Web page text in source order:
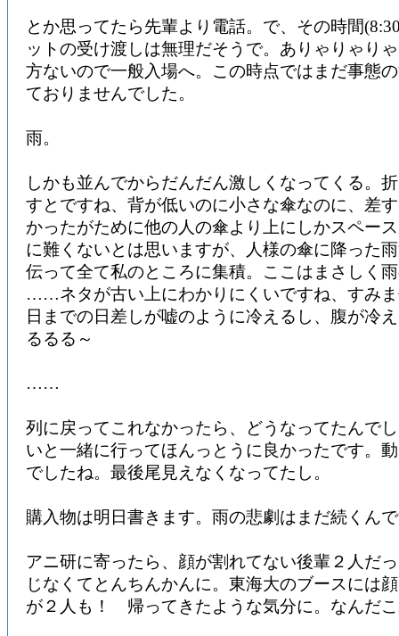
とか思ってたら先輩より電話。で、その時間
ットの受け渡しは無理だそうで。ありゃりゃり
方ないので一般入場へ。この時点ではまだ事態
ておりませんでした。
雨。
しかも並んでからだんだん激しくなってくる。
すとですね、背が低いのに小さな傘なのに、差
かったがために他の人の傘より上にしかスペー
に難くないとは思いますが、人様の傘に降った
伝って全て私のところに集積。ここはまさし
……ネタが古い上にわかりにくいですね、すみ
日までの日差しが嘘のように冷えるし、腹が冷
るるる～
……
列に戻ってこれなかったら、どうなってたんで
いと一緒に行ってほんっとうに良かったです。
でしたね。最後尾見えなくなってたし。
購入物は明日書きます。雨の悲劇はまだ続くん
アニ研に寄ったら、顔が割れてない後輩２人だ
じなくてとんちんかんに。東海大のブースには
が２人も！ 帰ってきたような気分に。なんだ